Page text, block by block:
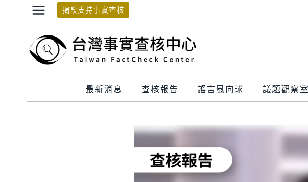
捐款支持事實查核
最新消息 查核報告 謠言風向球 議題觀察室